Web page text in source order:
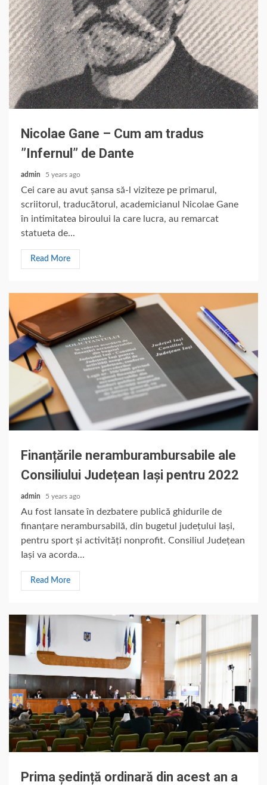
Nicolae Gane – Cum am tradus
”Infernul” de Dante
admin 5 years ago
Cei care au avut șansa să-l viziteze pe primarul,
scriitorul, traducătorul, academicianul Nicolae Gane
în intimitatea biroului la care lucra, au remarcat
statueta de...
Read More
Finanțările neramburambursabile ale
Consiliului Județean Iași pentru 2022
admin 5 years ago
Au fost lansate în dezbatere publică ghidurile de
finanțare nerambursabilă, din bugetul județului Iași,
pentru sport și activități nonprofit. Consiliul Județean
Iași va acorda...
Read More
Prima ședință ordinară din acest an a